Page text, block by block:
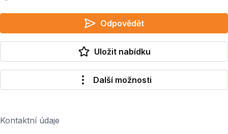
Odpovědět
Uložit nabídku
Další možnosti
Kontaktní údaje